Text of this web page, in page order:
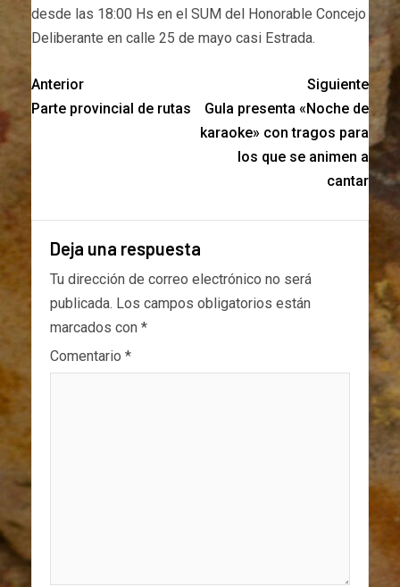
desde las 18:00 Hs en el SUM del Honorable Concejo
Deliberante en calle 25 de mayo casi Estrada.
Anterior
Parte provincial de rutas
Siguiente
Gula presenta «Noche de
karaoke» con tragos para
los que se animen a
cantar
Deja una respuesta
Tu dirección de correo electrónico no será
publicada. Los campos obligatorios están
marcados con *
Comentario *